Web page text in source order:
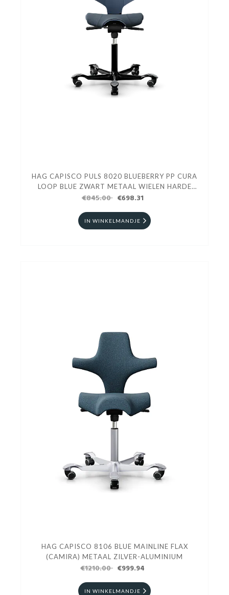
Acties en events
HAG CAPISCO PULS 8020 BLUEBERRY PP CURA
LOOP BLUE ZWART METAAL WIELEN HARDE
VLOEREN
€845.00 €698.31
IN WINKELMANDJE
HAG CAPISCO 8106 BLUE MAINLINE FLAX
(CAMIRA) METAAL ZILVER-ALUMINIUM
€1210.00 €999.94
IN WINKELMANDJE